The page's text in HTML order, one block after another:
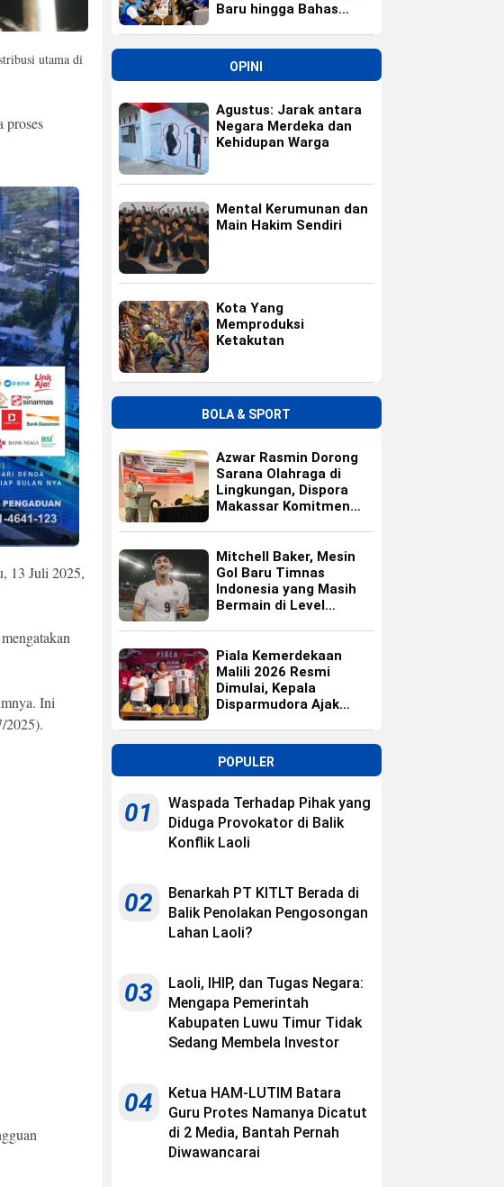
utama di
proses
13 Juli 2025,
Ini
2025).
Baru hingga Bahas
OPINI
Agustus: Jarak antara
Negara Merdeka dan
Kehidupan Warga
Mental Kerumunan dan
Main Hakim Sendiri
Kota Yang
Memproduksi
Ketakutan
BOLA & SPORT
Azwar Rasmin Dorong
Sarana Olahraga di
Lingkungan, Dispora
Makassar Komitmen
Mitchell Baker, Mesin
Gol Baru Timnas
Indonesia yang Masih
Bermain di Level
Piala Kemerdekaan
Malili 2026 Resmi
Dimulai, Kepala
Disparmudora Ajak
POPULER
01
Waspada Terhadap Pihak yang
Diduga Provokator di Balik
Konflik Laoli
02
Benarkah PT KITLT Berada di
Balik Penolakan Pengosongan
Lahan Laoli?
03
Laoli, IHIP, dan Tugas Negara:
Mengapa Pemerintah
Kabupaten Luwu Timur Tidak
Sedang Membela Investor
04
Ketua HAM-LUTIM Batara
Guru Protes Namanya Dicatut
di 2 Media, Bantah Pernah
Diwawancarai